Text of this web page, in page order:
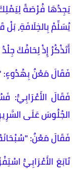
يَجِدُهَا فُرْصَةً
يُسَلِّمْ بِالخِلَافَةِ،
​أَتَذْكُرُ إِذْ لِحَافُكَ
فَقَالَ مَعْنٌ بِهُدُوءٍ:
فَقَالَ الأَعْرَابِيُّ:
الجُلُوسَ عَلَى
فَقَالَ مَعْنٌ:
تَابَعَ الأَعْرَابِيُّ